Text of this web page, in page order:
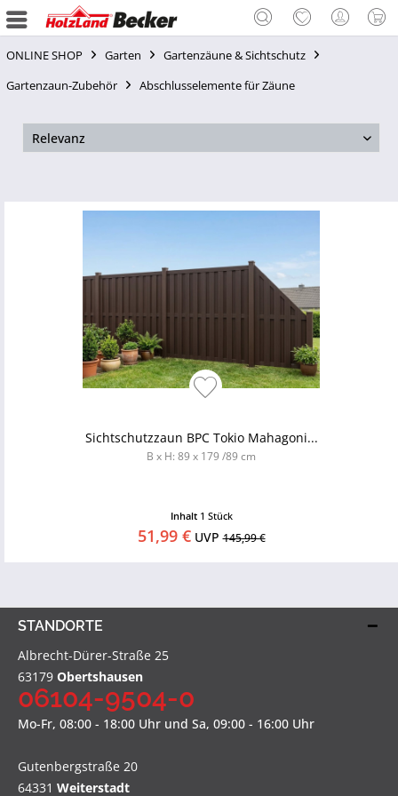
ONLINE SHOP Garten
Gartenzäune & Sichtschutz
Gartenzaun-Zubehör
Abschlusselemente für Zäune
Sichtschutzzaun BPC Tokio Mahagoni...
B x H: 89 x 179 /89 cm
Inhalt 1 Stück
51,99 €UVP145,99 €
STANDORTE
Albrecht-Dürer-Straße 25
63179 Obertshausen
06104-9504-0
Mo-Fr, 08:00 - 18:00 Uhr und Sa, 09:00 - 16:00 Uhr
Gutenbergstraße 20
64331 Weiterstadt